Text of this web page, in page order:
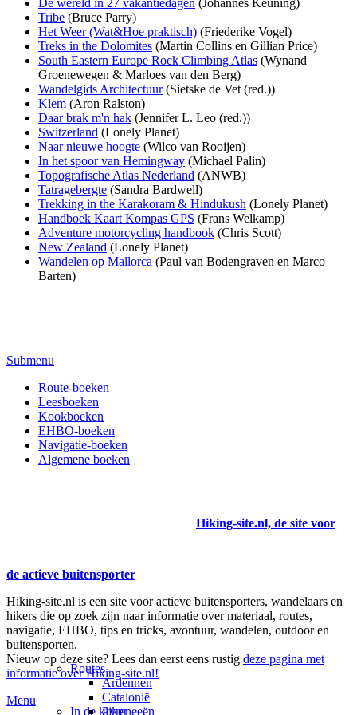
Tribe (Bruce Parry)
Het Weer (Wat&Hoe praktisch) (Friederike Vogel)
Treks in the Dolomites (Martin Collins en Gillian Price)
South Eastern Europe Rock Climbing Atlas (Wynand
Groenewegen & Marloes van den Berg)
Wandelgids Architectuur(Sietske de Vet (red.))
Klem (Aron Ralston)
Daar brak m'n hak (Jennifer L. Leo (red.))
Switzerland (Lonely Planet)
Naar nieuwe hoogte (Wilco van Rooijen)
In het spoor van Hemingway (Michael Palin)
Topografische Atlas Nederland (ANWB)
Tatragebergte (Sandra Bardwell)
Trekking in the Karakoram & Hindukush (Lonely Planet)
Handboek Kaart Kompas GPS (Frans Welkamp)
Adventure motorcycling handbook (Chris Scott)
New Zealand (Lonely Planet)
Wandelen op Mallorca (Paul van Bodengraven en Marco
Barten)
Submenu
Route-boeken
Leesboeken
Kookboeken
EHBO-boeken
Navigatie-boeken
Algemene boeken
Hiking-site.nl, de site voor
de actieve buitensporter
Hiking-site.nl is een site voor actieve buitensporters, wandelaars en
hikers die op zoek zijn naar informatie over materiaal, routes,
navigatie, EHBO, tips en tricks, avontuur, wandelen, outdoor en
buitensporten.
Nieuw op deze site? Lees dan eerst eens rustig deze pagina met
informatie over Hiking-site.nl!
Menu
In de kijker
Routes
Ardennen
Catalonië
Pyreneeën